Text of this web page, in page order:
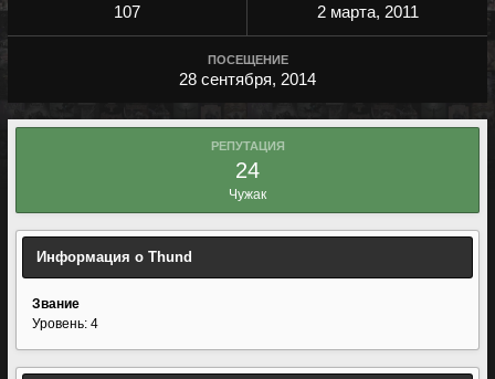
107 2 марта, 2011
ПОСЕЩЕНИЕ
28 сентября, 2014
РЕПУТАЦИЯ
24
Чужак
Информация о Thund
Звание
Уровень: 4